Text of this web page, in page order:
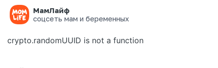
МамЛайф
соцсеть мам и беременных
Ошибка на странице
crypto.randomUUID is not a function